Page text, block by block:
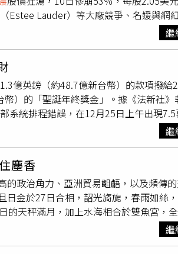
對政府提出訴訟。雖然川普主張該政策
擔成本壓力。專家建議，消費者在進
品牌與平台，避免因關稅計算混亂導
自X，@civex）
一首歌【山在虛無飄緲間】 曲/黃自 詞/
碧海，幾許恩愛苗，多少癡情種？離合
種 離合悲歡，相思夢不枉成真我是參不
做抗辯更不想成為政治砲灰但我確知再
在臉書上的最後一篇文章最後借用瓊瑤
起吳慷仁，對不起來不及做您們的口述
杜鵑在林中輕啼不如歸去 不如歸去
請大家告訴大家
Estee Lauder）等大廠競爭、名媛與網
本已岌岌可危的營運。而隨著美
在下周依據美國〈破產法〉第11條聲請保
Max Factor 和 Clean&Clear 等品牌納入
濃
近一筆到期的債務在2023年9月，另據傳
繼
億英鎊（約48.7億新台幣）的款項撥給
）的「聖誕年終獎金」。據《法新社》
系統排程錯誤，在12月25日上午出現7.5
了解，這些交易主要為定期付款與一次
交易來自銀行內部的儲備金，因此沒有
不過，有英國銀行業人員透露，若拿到
配合桑德坦」。銀行業歷史上最大的誤
」，金額高達9億美元（約250億新台幣
138億新台幣）款項。不過，美國法院
繼
塵香
政治角力、亞洲貿易齟齬，以及頻傳
金於27日合相，韶光旖旎，春雨如絲
的天秤滿月，加上水海相合於雙魚宮，
，為早春增添人道溫情氛圍。傑出性
。財經方面，本周全球股市或有不理性
繼